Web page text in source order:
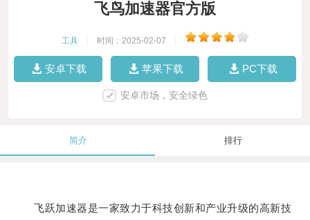
飞鸟加速器官方版
工具 时间：2025-02-07
安卓下载 苹果下载 PC下载
安卓市场，安全绿色
简介 排行
飞跃加速器是一家致力于科技创新和产业升级的高新技